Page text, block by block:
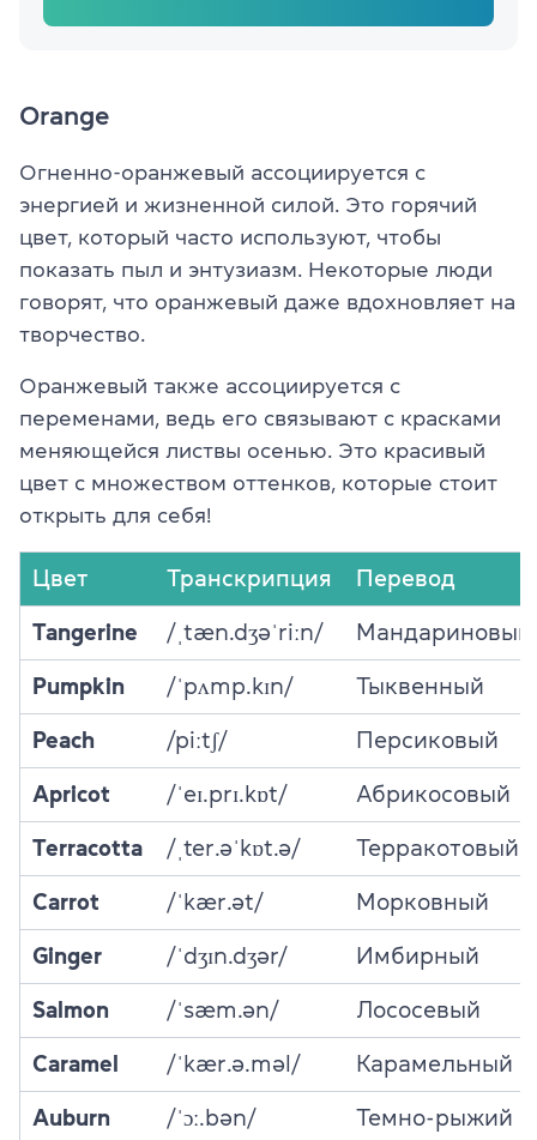
Orange
Огненно-оранжевый ассоциируется с
энергией и жизненной силой. Это горячий
цвет, который часто используют, чтобы
показать пыл и энтузиазм. Некоторые люди
говорят, что оранжевый даже вдохновляет на
творчество.
Оранжевый также ассоциируется с
переменами, ведь его связывают с красками
меняющейся листвы осенью. Это красивый
цвет с множеством оттенков, которые стоит
открыть для себя!
Цвет Транскрипция Перевод
Tangerine /ˌtæn.dʒəˈriːn/ Мандариновый
Pumpkin /ˈpʌmp.kɪn/ Тыквенный
Peach /piːtʃ/ Персиковый
Apricot /ˈeɪ.prɪ.kɒt/ Абрикосовый
Terracotta /ˌter.əˈkɒt.ə/ Терракотовый
Carrot /ˈkær.ət/ Морковный
Ginger /ˈdʒɪn.dʒər/ Имбирный
Salmon /ˈsæm.ən/ Лососевый
Caramel /ˈkær.ə.məl/ Карамельный
Auburn /ˈɔː.bən/ Темно-рыжий